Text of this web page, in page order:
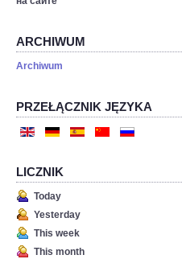
ARCHIWUM
Archiwum
PRZEŁĄCZNIK JĘZYKA
LICZNIK
Today
Yesterday
This week
This month